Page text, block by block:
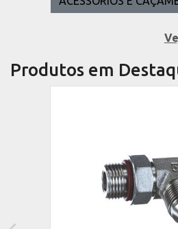
Produtos em